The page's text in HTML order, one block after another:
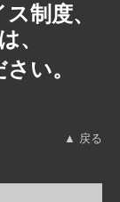
制度、
、
い。
▲ 戻る